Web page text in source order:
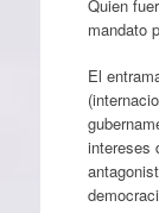
Quien
mandato
El
intereses